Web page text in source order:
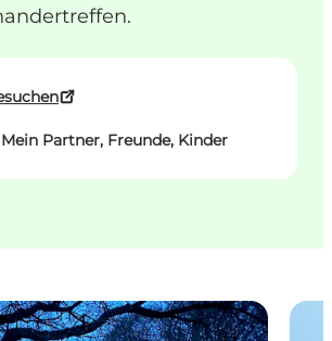
Partner, Freunde, Kinder